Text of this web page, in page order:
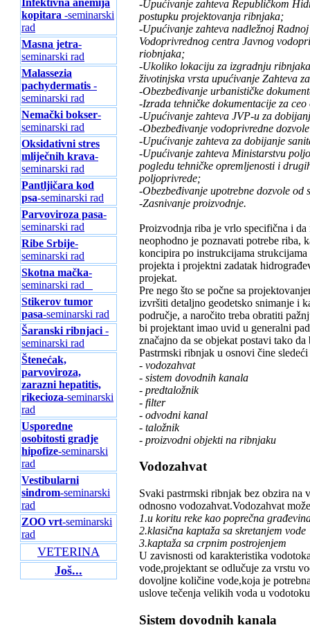
Infektivna anemija
kopitara -seminarski
rad
Masna jetra-
seminarski rad
Malassezia
pachydermatis -
seminarski rad
Nemački bokser-
seminarski rad
Oksidativni stres
mliječnih krava-
seminarski rad
Pantljičara kod
psa-seminarski rad
Parvoviroza pasa-
seminarski rad
Ribe Srbije-
seminarski rad
Skotna mačka-
seminarski rad
Stikerov tumor
pasa-seminarski rad
Šaranski ribnjaci -
seminarski rad
Štenećak,
parvoviroza,
zarazni hepatitis,
rikecioza-seminarski
rad
Usporedne
osobitosti gradje
hipofize-seminarski
rad
Vestibularni
sindrom-seminarski
rad
ZOO vrt-seminarski
rad
VETERINA
Još...
-Upućivanje zahteva Republičkom
postupku projektovanja ribnjaka;
-Upućivanje zahteva nadležnoj
Vodoprivrednog centra Javnog
riobnjaka;
-Ukoliko lokaciju za izgradnju
životinjska vrsta upućivanje Zahteva
-Obezbeđivanje urbanističke
-Izrada tehničke dokumentacije za
-Upućivanje zahteva JVP-u za
-Obezbeđivanje vodoprivredne
-Upućivanje zahteva za dobijanje
-Upućivanje zahteva Ministarstvu
pogledu tehničke opremljenosti i
poljoprivrede;
-Obezbeđivanje upotrebne dozvole od
-Zasnivanje proizvodnje.
Proizvodnja riba je vrlo specifična i
neophodno je poznavati potrebe riba,
koncipira po instrukcijama
projekta i projektni zadatak
projekat.
Pre nego što se počne sa
izvršiti detaljno geodetsko snimanje i
područje, a naročito treba obratiti
bi projektant imao uvid u generalni
značajno da se objekat postavi tako
Pastrmski ribnjak u osnovi čine
- vodozahvat
- sistem dovodnih kanala
- predtaložnik
- filter
- odvodni kanal
- taložnik
- proizvodni objekti na ribnjaku
Vodozahvat
Svaki pastrmski ribnjak bez obzira na
odnosno vodozahvat.Vodozahvat
1.u koritu reke kao poprečna
2.klasična kaptaža sa skretanjem vode
3.kaptaža sa crpnim postrojenjem
U zavisnosti od karakteristika
vode,projektant se odlučuje za vrstu
dovoljne količine vode,koja je
uslove tečenja velikih voda u
Sistem dovodnih kanala